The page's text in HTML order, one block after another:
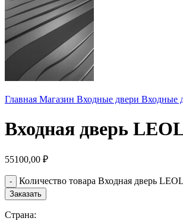
Главная Магазин Входные двери Входные
Входная дверь
55100,00 ₽
Количество товара Входная дверь
Заказать
Страна: